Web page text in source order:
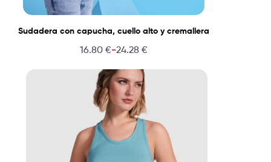
Sudadera con capucha, cuello alto y cremallera
16.80 €-24.28 €